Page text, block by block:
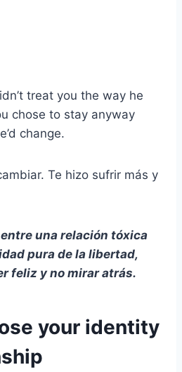
treat you the way he
chose to stay anyway
change.
Te hizo sufrir más y
entre una relación tóxica
pura de la libertad,
feliz y no mirar atrás.
your identity